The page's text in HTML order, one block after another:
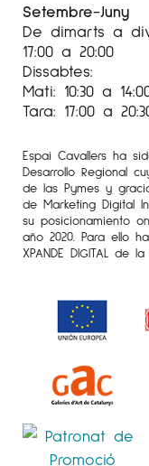
Setembre-Juny
De dimarts a
17:00 a 20:00
Dissabtes:
Mati: 10:30 a
Tara: 17:00 a
Espai Cavallers ha
Desarrollo Regional
de las Pymes y
de Marketing Digital
su posicionamiento
año 2020. Para ello
XPANDE DIGITAL de